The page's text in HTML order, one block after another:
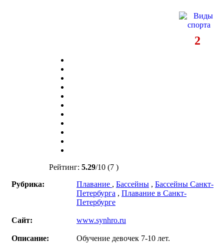
2
Рейтинг: 5.29/10 (7 )
Рубрика:
Плавание , Бассейны , Бассейны Санкт-
Петербурга , Плавание в Санкт-
Петербурге
Сайт: www.synhro.ru
Описание: Обучение девочек 7-10 лет.